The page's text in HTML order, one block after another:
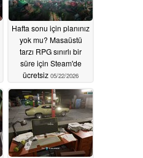
Hafta sonu için planınız
yok mu? Masaüstü
tarzı RPG sınırlı bir
süre için Steam'de
ücretsiz 05/22/2026